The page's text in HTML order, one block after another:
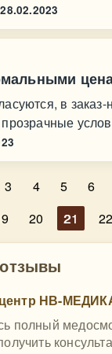
28.02.2023
в
3 4 5 6
20 21 22
НВ-
полный